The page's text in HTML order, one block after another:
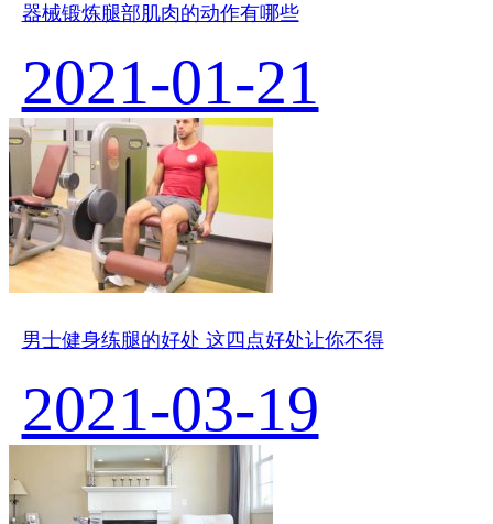
器械锻炼腿部肌肉的动作有哪些
2021-01-21
男士健身练腿的好处 这四点好处让你不得
2021-03-19